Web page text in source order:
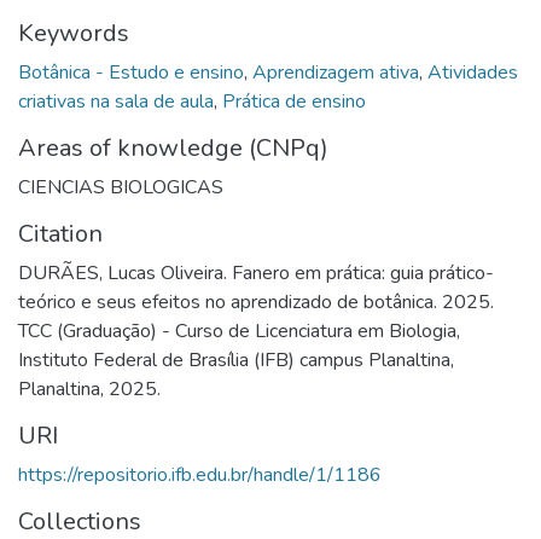
Keywords
Botânica - Estudo e ensino, Aprendizagem ativa, Atividades
criativas na sala de aula, Prática de ensino
Areas of knowledge (CNPq)
CIENCIAS BIOLOGICAS
Citation
DURÃES, Lucas Oliveira. Fanero em prática: guia prático-
teórico e seus efeitos no aprendizado de botânica. 2025.
TCC (Graduação) - Curso de Licenciatura em Biologia,
Instituto Federal de Brasília (IFB) campus Planaltina,
Planaltina, 2025.
URI
https://repositorio.ifb.edu.br/handle/1/1186
Collections